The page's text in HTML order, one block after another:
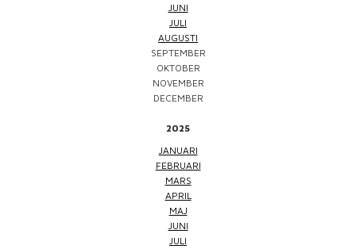
JUNI
JULI
AUGUSTI
SEPTEMBER
OKTOBER
NOVEMBER
DECEMBER
2025
JANUARI
FEBRUARI
MARS
APRIL
MAJ
JUNI
JULI